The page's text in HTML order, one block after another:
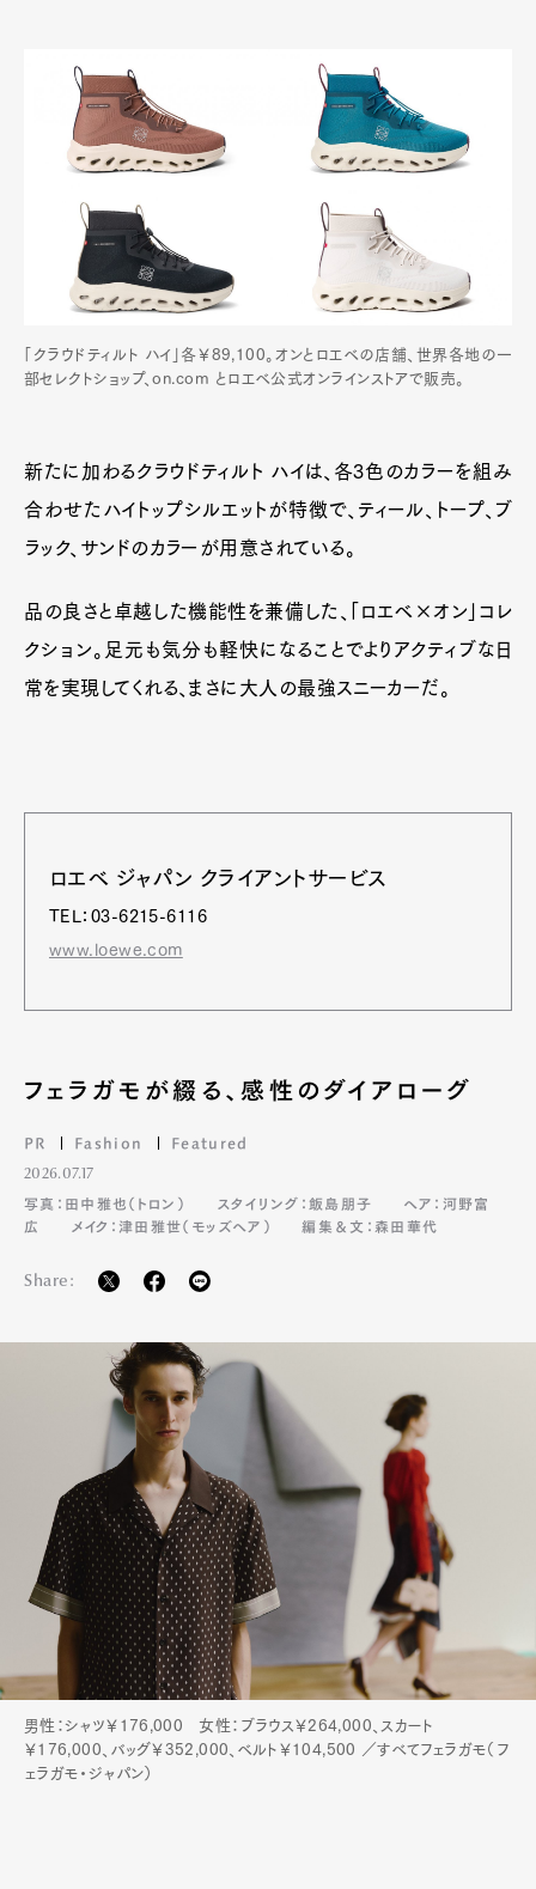
Art&DesignWatchFashion
Gourmet Cars
ProductCulture Lifestyle
Pen Membership
Magazine
Official Columnist
About
Contact
「クラウドティルト ハイ」各￥89,100。オンとロエベの店舗、世界各地の一
部セレクトショップ、on.com とロエベ公式オンラインストアで販売。
新たに加わるクラウドティルト ハイは、各3色のカラーを組み
合わせたハイトップシルエットが特徴で、ティール、トープ、ブ
ラック、サンドのカラーが用意されている。
品の良さと卓越した機能性を兼備した、「ロエベ×オン」コレ
クション。足元も気分も軽快になることでよりアクティブな日
常を実現してくれる、まさに大人の最強スニーカーだ。
ロエベ ジャパン クライアントサービス
TEL：03-6215-6116
www.loewe.com
フェラガモが綴る、感性のダイアローグ
PR Fashion Featured
2026.07.17
写真：田中雅也（トロン）
スタイリング：飯島朋子
ヘア：河野富
広
メイク：津田雅世（モッズヘア） 編集＆文：森田華代
Share:
男性：シャツ￥176,000 女性：ブラウス￥264,000、スカート
￥176,000、バッグ￥352,000、ベルト￥104,500 ／すべてフェラガモ（フ
ェラガモ・ジャパン）